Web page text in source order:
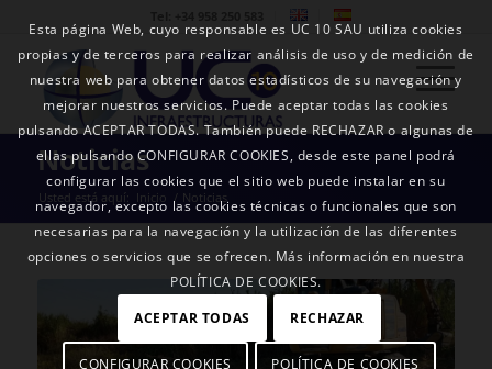
Noticias
Usted está aquí: Inicio / Noticias
Esta página Web, cuyo responsable es UC 10 SAU utiliza cookies
propias y de terceros para realizar análisis de uso y de medición de
nuestra web para obtener datos estadísticos de su navegación y
mejorar nuestros servicios. Puede aceptar todas las cookies
pulsando ACEPTAR TODAS. También puede RECHAZAR o algunas de
ellas pulsando CONFIGURAR COOKIES, desde este panel podrá
configurar las cookies que el sitio web puede instalar en su
navegador, excepto las cookies técnicas o funcionales que son
necesarias para la navegación y la utilización de las diferentes
opciones o servicios que se ofrecen. Más información en nuestra
POLÍTICA DE COOKIES.
ACEPTAR TODAS
RECHAZAR
CONFIGURAR COOKIES POLÍTICA DE COOKIES